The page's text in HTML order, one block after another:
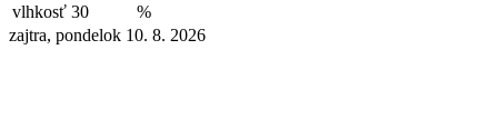
vlhkosť 30
%
zajtra, pondelok 10. 8. 2026